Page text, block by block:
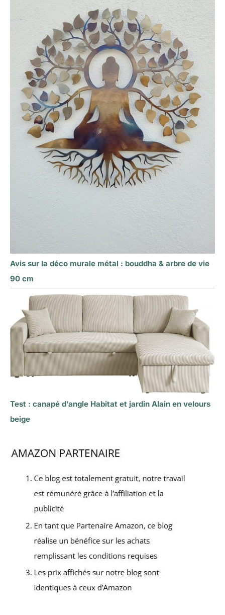
Avis sur la déco murale métal : bouddha & arbre de vie
90 cm
Test : canapé d’angle Habitat et jardin Alain en velours
beige